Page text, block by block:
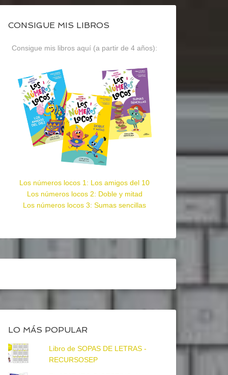
CONSIGUE MIS LIBROS
Consigue mis libros aquí (a partir de 4 años):
Los números locos 1: Los amigos del 10
Los números locos 2: Doble y mitad
Los números locos 3: Sumas sencillas
LO MÁS POPULAR
Libro de SOPAS DE LETRAS -
RECURSOSEP